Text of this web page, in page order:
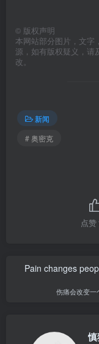
© 版权声明
本网站部分图片，文字
源，如有版权疑义，请
改。
新闻
# 奥密克
点赞
Pain changes
伤痛会改变一